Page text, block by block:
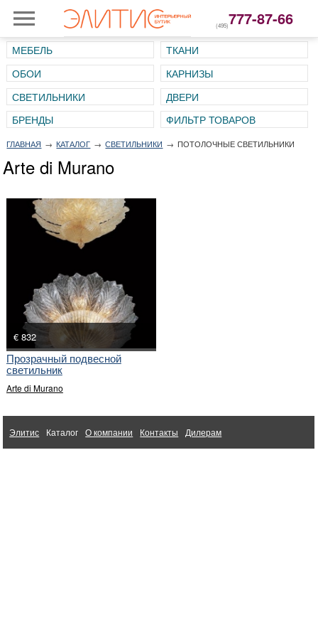
(495)777-87-66
МЕБЕЛЬ
ТКАНИ
ОБОИ
КАРНИЗЫ
СВЕТИЛЬНИКИ
ДВЕРИ
ГЛАВНАЯ → КАТАЛОГ → СВЕТИЛЬНИКИ → ПОТОЛОЧНЫЕ СВЕТИЛЬНИКИ
Arte di Murano
€ 832
Прозрачный подвесной
светильник
Arte di Murano
Элитис Каталог О компании Контакты Дилерам